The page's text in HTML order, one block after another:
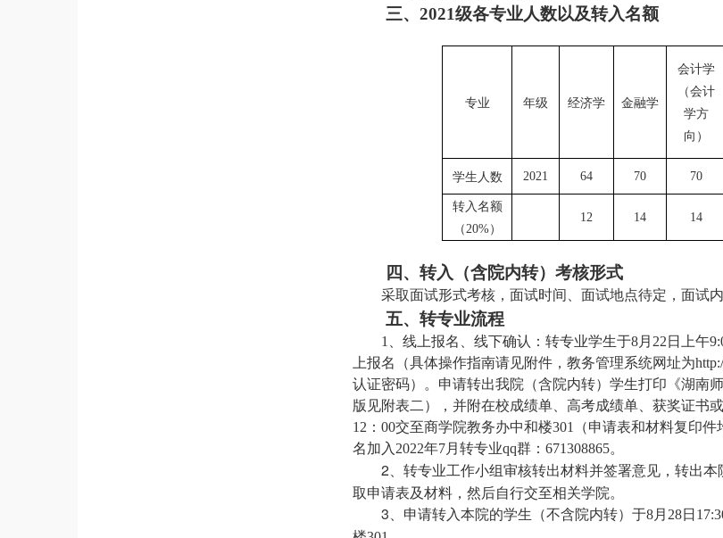
三、 2021级各专业人数以及转入名额
专业 年级 经济学 金融学
会计学
（会计
学方
向）
学生人数 2021 64 70 70
转入名额
（20%）
12 14 14
四、转入（含院内转）考核形式
采取面试形式考核，面试时间、面试地点待定，面试
五、转专业流程
1 、线上报名、线下确认：转专业学生于8月 22 日上午
上报名（具体操作指南请见附件，教务管理系统网址为
认证密码）。申请转出我院（含院内转）学生打印《湖南
版见附表二），并附在校成绩单、高考成绩单、获奖证书
1 2 ： 00交至商学院教务办中和楼301
（申请表和材料复印
名加入 2022年7月转专业qq群： 671308865。
2、转专业工作小组审核转出材料并签署意见，转出
取申请表及材料，然后自行交至相关学院。
3 、申请转入本院的学生（不含院内转）于8月 28日